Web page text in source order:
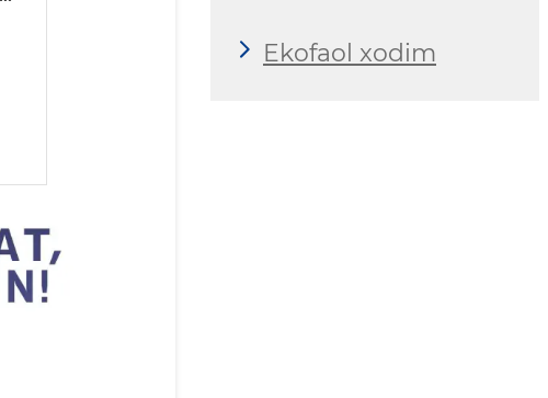
Ekofaol xodim